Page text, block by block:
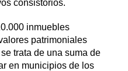
consistorios.
inmuebles
patrimoniales
trata de una suma de
en municipios de los